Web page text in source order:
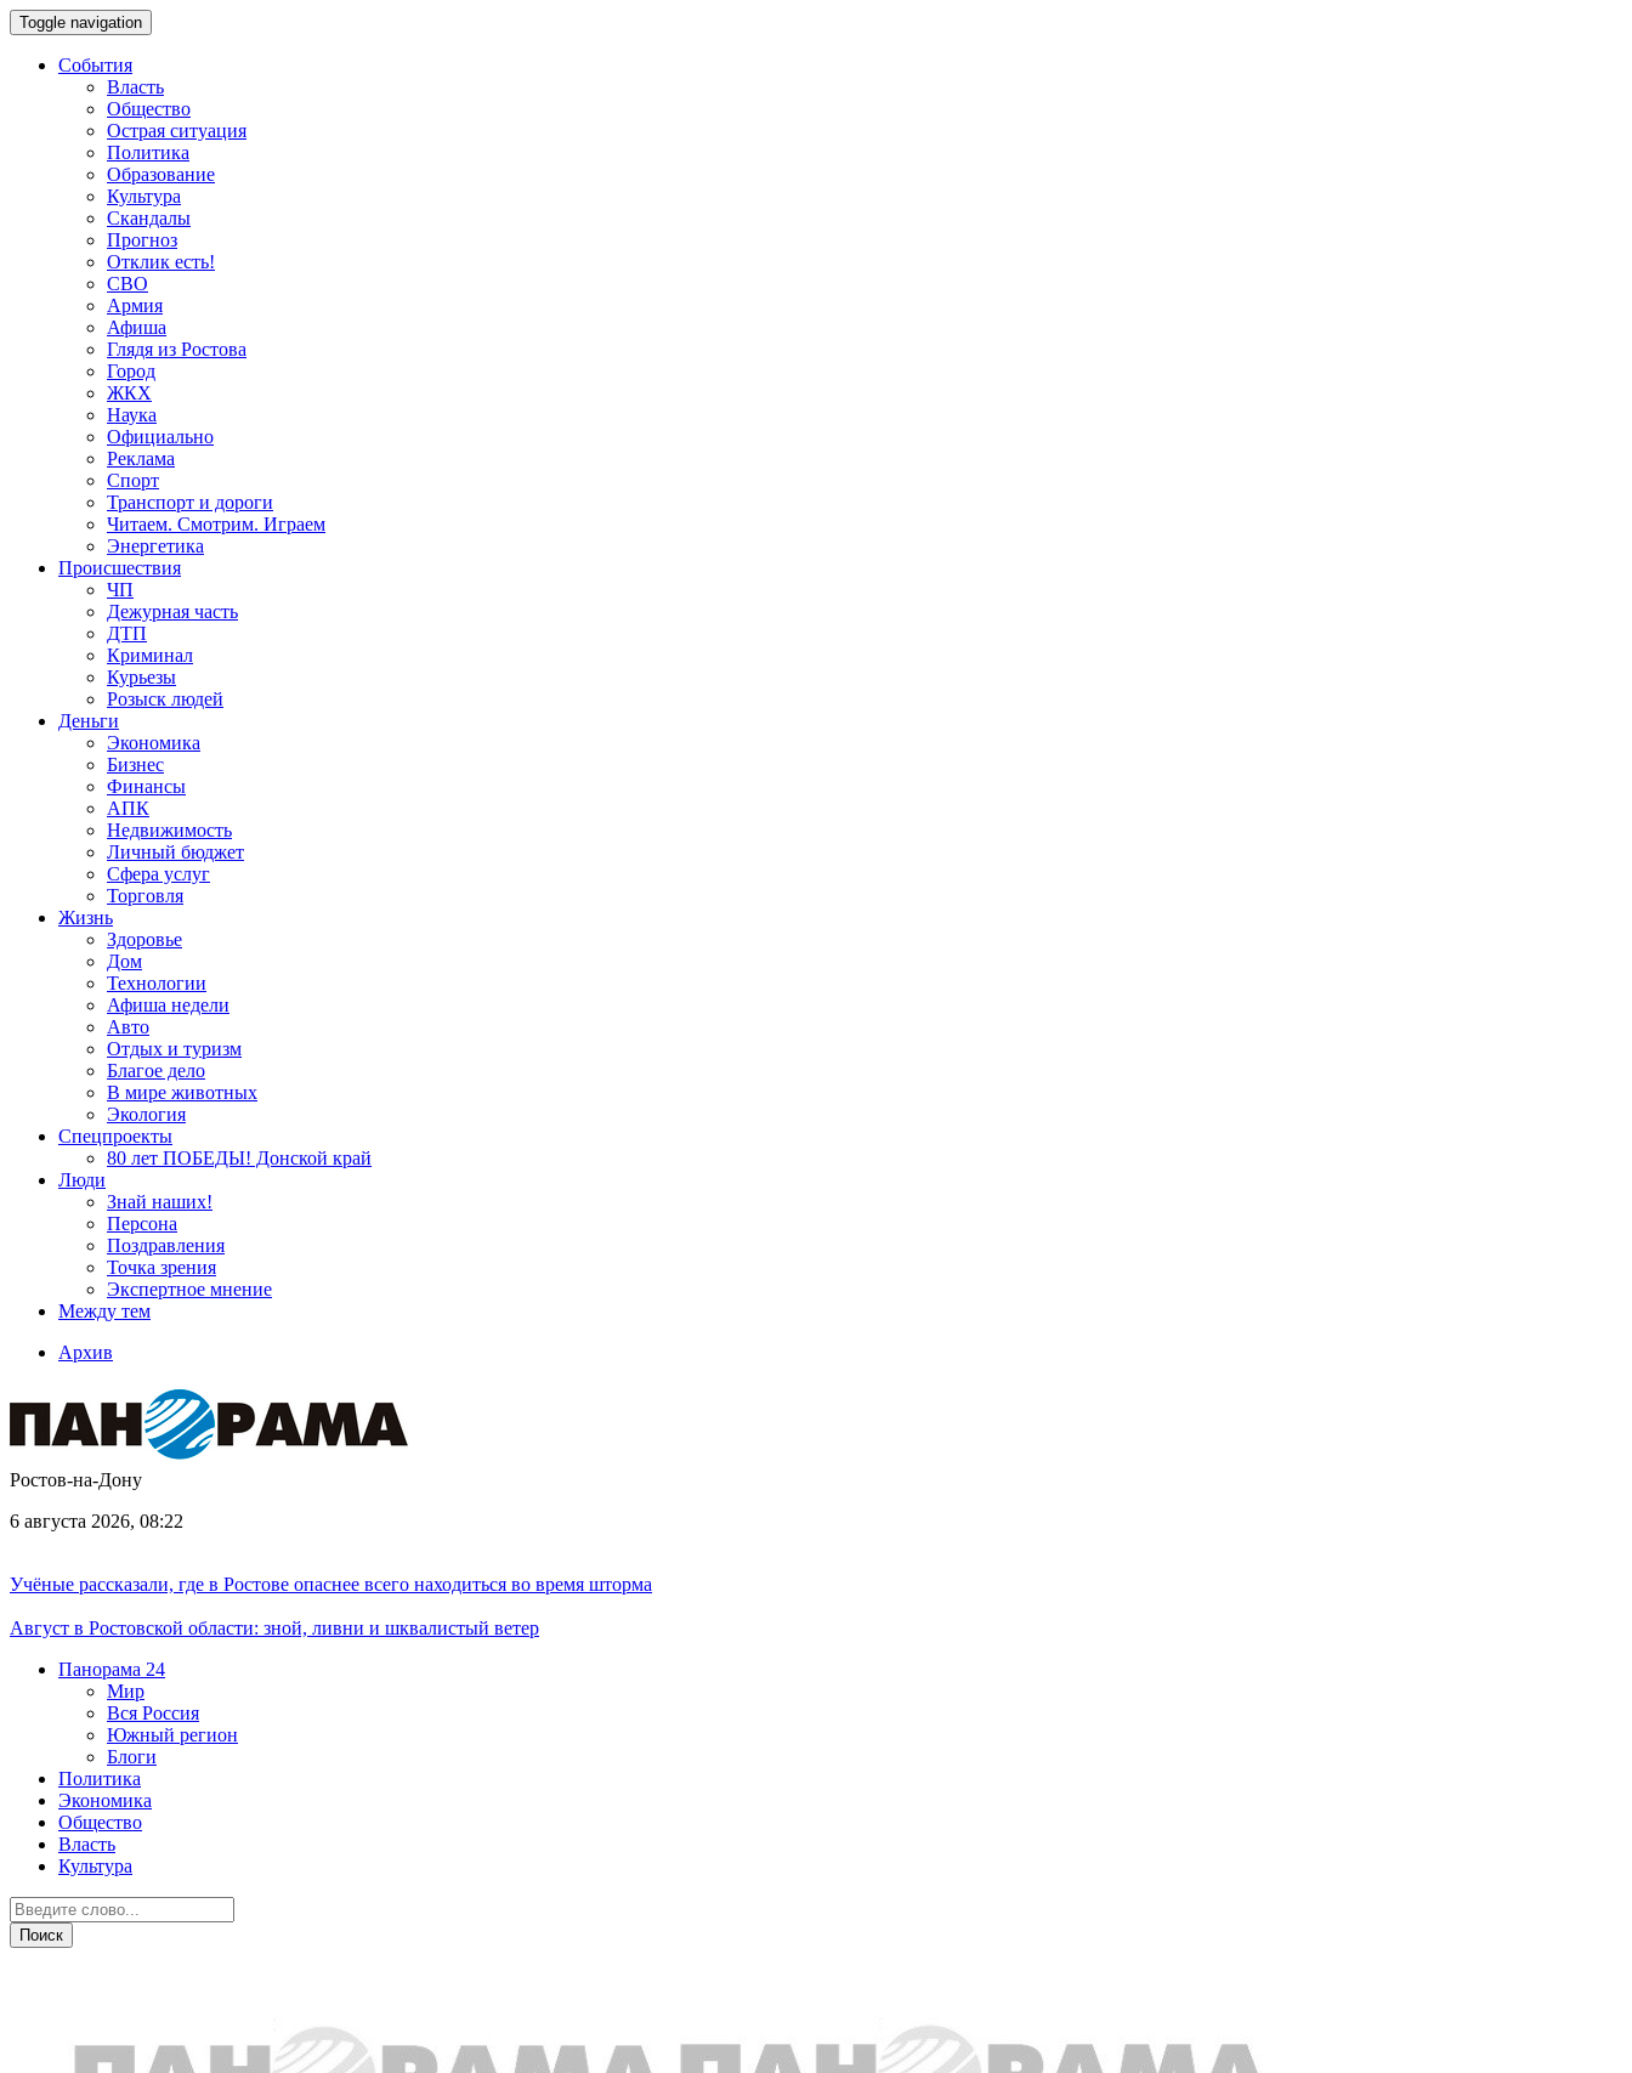
Toggle navigation
События
Власть
Общество
Острая ситуация
Политика
Образование
Культура
Скандалы
Прогноз
Отклик есть!
СВО
Армия
Афиша
Глядя из Ростова
Город
ЖКХ
Наука
Официально
Реклама
Спорт
Транспорт и дороги
Читаем. Смотрим. Играем
Энергетика
Происшествия
ЧП
Дежурная часть
ДТП
Криминал
Курьезы
Розыск людей
Деньги
Экономика
Бизнес
Финансы
АПК
Недвижимость
Личный бюджет
Сфера услуг
Торговля
Жизнь
Здоровье
Дом
Технологии
Афиша недели
Авто
Отдых и туризм
Благое дело
В мире животных
Экология
Спецпроекты
80 лет ПОБЕДЫ! Донской край
Люди
Знай наших!
Персона
Поздравления
Точка зрения
Экспертное мнение
Между тем
Архив
Ростов-на-Дону
6 августа 2026, 08:22
Учёные рассказали, где в Ростове опаснее всего находиться во время шторма
Август в Ростовской области: зной, ливни и шквалистый ветер
Панорама 24
Мир
Вся Россия
Южный регион
Блоги
Политика
Экономика
Общество
Власть
Культура